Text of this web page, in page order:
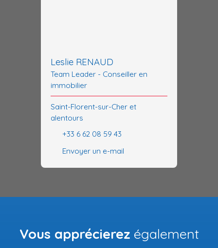
Leslie RENAUD
Team Leader - Conseiller en
immobilier
Saint-Florent-sur-Cher et
alentours
+33 6 62 08 59 43
Envoyer un e-mail
Vous apprécierez également